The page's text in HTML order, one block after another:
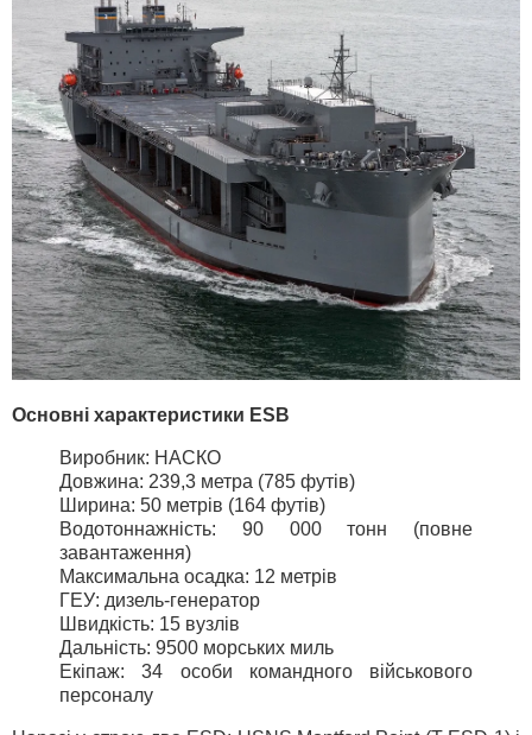
Основні характеристики ESB
Виробник: НАСКО
Довжина: 239,3 метра (785 футів)
Ширина: 50 метрів (164 футів)
Водотоннажність: 90 000 тонн (повне
завантаження)
Максимальна осадка: 12 метрів
ГЕУ: дизель-генератор
Швидкість: 15 вузлів
Дальність: 9500 морських миль
Екіпаж: 34 особи командного військового
персоналу